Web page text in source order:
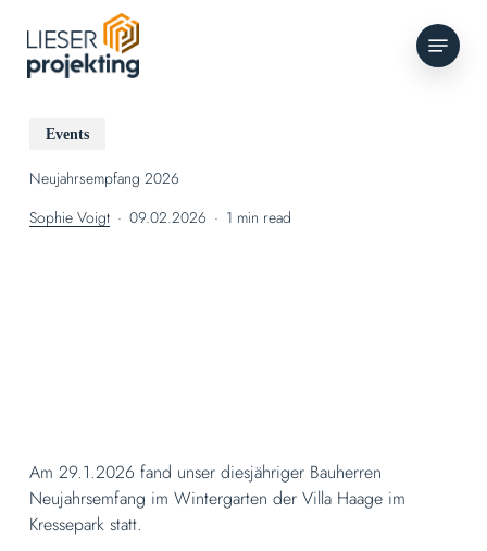
main
Menu
Events
Neujahrsempfang 2026
Sophie Voigt
09.02.2026 1 min read
Am 29.1.2026 fand unser diesjähriger Bauherren
Neujahrsemfang im Wintergarten der Villa Haage im
Kressepark statt.